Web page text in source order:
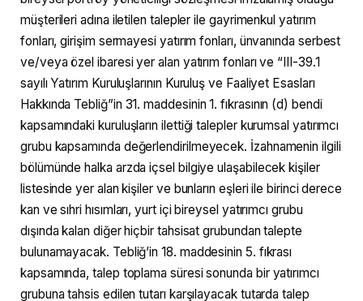
müşterileri adına iletilen talepler ile gayrimenkul yatırım
fonları, girişim sermayesi yatırım fonları, ünvanında serbest
ve/veya özel ibaresi yer alan yatırım fonları ve “III-39.1
sayılı Yatırım Kuruluşlarının Kuruluş ve Faaliyet Esasları
Hakkında Tebliğ”in 31. maddesinin 1. fıkrasının (d) bendi
kapsamındaki kuruluşların ilettiği talepler kurumsal yatırımcı
grubu kapsamında değerlendirilmeyecek. İzahnamenin ilgili
bölümünde halka arzda içsel bilgiye ulaşabilecek kişiler
listesinde yer alan kişiler ve bunların eşleri ile birinci derece
kan ve sıhri hısımları, yurt içi bireysel yatırımcı grubu
dışında kalan diğer hiçbir tahsisat grubundan talepte
bulunamayacak. Tebliğ’in 18. maddesinin 5. fıkrası
kapsamında, talep toplama süresi sonunda bir yatırımcı
grubuna tahsis edilen tutarı karşılayacak tutarda talep